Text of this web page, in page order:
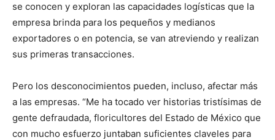
se conocen y exploran las capacidades logísticas que la
empresa brinda para los pequeños y medianos
exportadores o en potencia, se van atreviendo y realizan
sus primeras transacciones.
Pero los desconocimientos pueden, incluso, afectar más
a las empresas. “Me ha tocado ver historias tristísimas de
gente defraudada, floricultores del Estado de México que
con mucho esfuerzo juntaban suficientes claveles para